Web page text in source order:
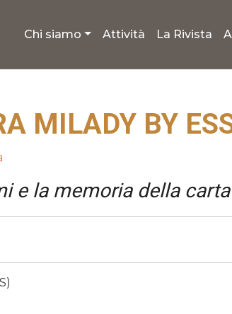
Chi siamo Attività La Rivista
MILADY BY
e la memoria della carta